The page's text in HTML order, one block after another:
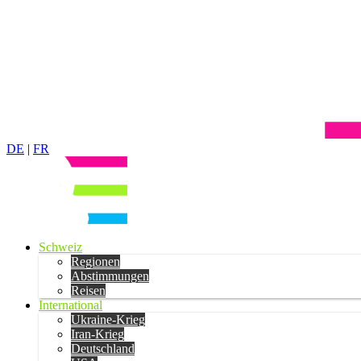
DE | FR
Schweiz
Regionen
Abstimmungen
Reisen
International
Ukraine-Krieg
Iran-Krieg
Deutschland